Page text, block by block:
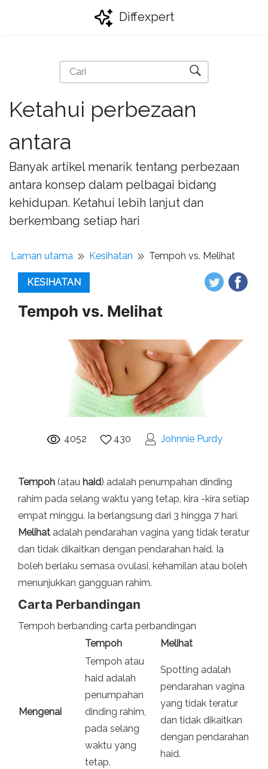
Diffexpert
Ketahui perbezaan
antara
Banyak artikel menarik tentang perbezaan
antara konsep dalam pelbagai bidang
kehidupan. Ketahui lebih lanjut dan
berkembang setiap hari
Laman utama Kesihatan Tempoh vs. Melihat
KESIHATAN
Tempoh vs. Melihat
4052 430 Johnnie Purdy
Tempoh (atau haid) adalah penumpahan dinding
rahim pada selang waktu yang tetap, kira -kira setiap
empat minggu. Ia berlangsung dari 3 hingga 7 hari.
Melihat adalah pendarahan vagina yang tidak teratur
dan tidak dikaitkan dengan pendarahan haid. Ia
boleh berlaku semasa ovulasi, kehamilan atau boleh
menunjukkan gangguan rahim.
Carta Perbandingan
Tempoh berbanding carta perbandingan
Tempoh
Melihat
Mengenai
Tempoh atau
haid adalah
penumpahan
dinding rahim,
pada selang
waktu yang
tetap.
Spotting adalah
pendarahan vagina
yang tidak teratur
dan tidak dikaitkan
dengan pendarahan
haid.